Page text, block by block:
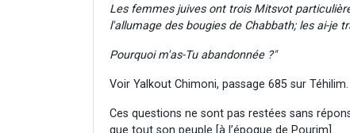
Les femmes juives ont trois Mitsvot
l'allumage des bougies de Chabbath; les ai-je
Pourquoi m'as-Tu abandonnée ?"
Voir Yalkout Chimoni, passage 685 sur Téhilim.
Ces questions ne sont pas restées sans
que tout son peuple [à l’époque de Pourim].